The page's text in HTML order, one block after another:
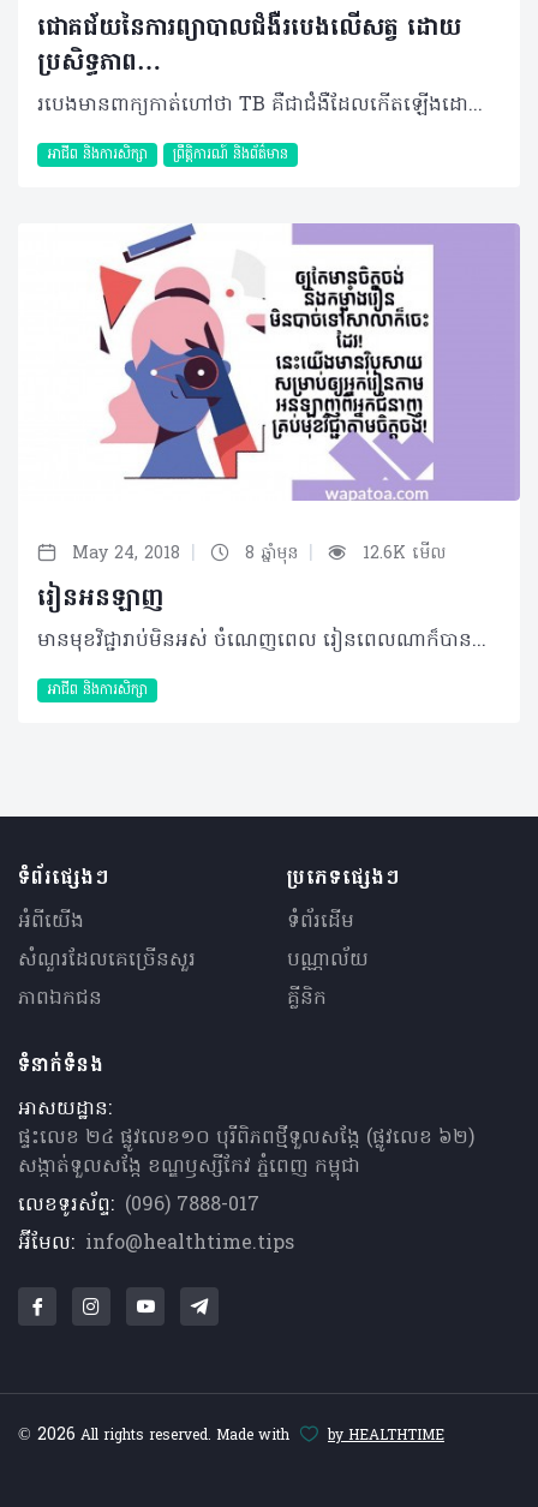
ជោគជ័យនៃការព្យាបាលជំងឺរបេងលើសត្វ ដោយ
ប្រសិទ្ធភាព…
របេងមានពាក្យកាត់ហៅថា TB គឺជាជំងឺដែលកើតឡើងដោយសារបាក់តេរីមួយប្រភេទហៅថា Mycobacterium tuberculosis ឆ្លងតាមខ្យល់ ពិសេស នៅពេលប្រព័ន្ធការពាររាងកាយចុះខ្សោយដែលមានសកម្មភាពនៅសរីរាង្គសួតច្រើនជាងគេ ហើយក៏អាចធ្វើឲ្យខូចសរីរាង្គផ្សេងផងដែរ។ ទោះបីវ៉ាក់សាំងត្រូវបានផលិតជាង ១០០ឆ្នាំហើយក៏ដោយ យ៉ាងហោចណាស់មនុស្សម្នាក់ ក្នុងចំណោម៣នាក់ទូទាំងពិភពលោកនៅតែអាចប្រឈមមុខនឹងការឆ្លងជំងឺរបេង។ ជារៀងរាល់ឆ្នាំ ប្រជាជនប្រមាណ ១.៧ លាននាក់ក្នុងពិភពលោកបានស្លាប់ដោយសារជំងឺរបេង ព្រមទាំង ៧.៣លាននាក់ផ្សេងទៀត បានធ្វើរោគវិនិច្ឆ័យ និងព្យាបាលក្នុងឆ្នាំ២០១៨នេះ។ ជាក់ស្តែង អ្នកជំងឺភាគច្រើនទទួលការព្យាបាលដោយប្រើបា្រស់ថ្នាំអង់ទីប៊ីយ៉ូទិករយៈពេល ៦ខែទៅ៨ខែ ដោយមានផលរំខានច្រើន និង២០% អាចប្រឈមមុខនឹងការលាប់ឡើងវិញ។ បច្ចុប្បន្ននេះ ក្រុមអ្នកស្រាវជ្រាវសាកលវិទ្យាល័យ Manchester បានធ្វើការពិសោធន៍ជោគជ័យទៅលើសត្វ guinea pigs នៅសាកលវិទ្យាល័យ Rutgers សហរដ្ឋអាមេរិក។ សត្វទំាងនោះផ្ទុកជំងឺរបេងស្រួចស្រាវ និងរ៉ាំរ៉ៃ ហើយបានព្យាបាលជាមួយសមាសធាតុដែលបានសិក្សាជាច្រើនដំណាក់កាល និងមានលក្ខណៈសម្បត្តិប្រហាក់ប្រហែលនឹងថ្នាំសម្រាប់ព្យាបាល។ សាស្រ្តាចារ្យ Lydia Tabernero ដែលជាប្រធានគម្រោង បានលើកឡើងថា ការសិក្សា និងពិសោធន៍បង្ហាញថាសមាសធាតុនេះ ពុំអាចសម្លាប់បាក់តេរីដោយផ្ទាល់នោះទេ តែវាអាចកាត់បន្ថយបន្ទុកនៃបាក់តេរីបាន។ ដោយហេតុថា Mycobacterium tuberculosis បានបញ្ចេញម៉ូលេគុលមួយដែលគេហៅថា Virulence Factor ដែលជាអាវុធសម្ងាត់របស់កោសិកាបាក់តេរីរារាំ សកម្មភាពប្រព័ន្ធការពាររាងកាយ ជាលទ្ធផលធ្វើឲ្យពិបាកក្នុងការព្យាបាល។ ក្រុមអ្នកវិទ្យាសាស្រ្តបានសម្គាល់ Virulence Factor មួយដែលហៅថា MptpB ដែលជាគោលដៅសំខាន់ក្នុងការសម្លាប់ Mycobacterium tuberculosis យ៉ាងមានប្រសិទ្ធភាព។ សាស្រ្តចារ្យ Taberner បានបង្ហាញថា ដោយសារតែ MptpB ពុំដូចនឹងកោសិកាមនុស្ស ដូចនេះសារធាតុដែលរារាំងពុំមានជាតិពុលដល់កោសិកាមនុស្សឡើយ។ របេងជាជំងឺមួយដែលពិបាកក្នុងការព្យាបាល ដូច្នេះការរកឃើញវិធីថ្មីនេះ ត្រូវបានចាត់ទុកជាគុណសម្បិត្តដ៏ធំមួយសម្រាប់ពិភពលោក។ ក្រុមអ្នកវិទ្យាសាស្ត្រនឹងធ្វើការស្រាវជ្រាវបន្ត បង្កើនប្រសិទ្ធភាពនៃសមាសធាតុដែលបានរកឃើញ ហើយក៏សង្ឃឹមថានឹងអាចយកទៅប្រើប្រាស់ក្នុងការព្យាបាលក្នុងរយៈពេល៤ឆ្នាំខាងមុខទៀត។ ©2018 រក្សាសិទ្ធិគ្រប់យ៉ាង​ដោយ Healthtime Corporation ចំពោះគ្រប់អត្ថបទដោយគ្មានផ្នែកណាមួយត្រូវបោះពុម្ពផ្សាយចូលប្រព័ន្ធអ៊ីនធឺណែត ឧបករណ៍អេឡិចត្រូនិក អាត់ជាសំឡេង ឬថតចំលងគ្រប់រូបភាពដោយគ្មានការអនុញ្ញាតឡើយ
អាជីព និងការសិក្សា ព្រឹត្តិការណ៍ និងព័ត៌មាន
May 24, 2018 | 8 ឆ្នាំមុន | 12.6K មើល
រៀនអនឡាញ
មានមុខវិជ្ជារាប់មិនអស់ ចំណេញពេល រៀនពេលណាក៏បានទៀតផង! TED-Ed (ធេត អេត) គម្រោងTED–Ed (ធេត អេត) ជាកិច្ចផ្តួចផ្តើមផ្នែកអប់រំរបស់ TED (ធេត) គេមានវីដេអូមេរៀនខ្លីៗ សម្រាប់ទាំងគ្រូ និងសិស្ស។ អ្នកអាចរៀនពីប្រធានបទច្រើនមុខមែនទែន មានដូចជាផ្នែកវិទ្យាសាស្ត្រ បច្ចេកវិទ្យា បង្រៀន អប់រំ ច្នៃម៉ូដ វិស្វកម្ម ប្រវត្តិសាស្ត្រ អក្សរសាស្ត្រ ជាដើម! វ៉ិបសាយ ៖ https://ed.ted.com យូធូប ៖ TED-Ed Khan Academy (សាលាខាន់) មានវីដេអូខ្លីៗ ស្រួលយល់បង្រៀនពីគណិតវិទ្យា វិទ្យាសាស្ត្រ វិស្វកម្ម កុំព្យូទ័រ សិល្បៈ សង្គមវិទ្យា ផ្នែកសេដ្ឋកិច្ច និងផ្នែកហិរញ្ញវត្ថុជាដើម។ ល្អបំផុតសម្រាប់អ្នកចង់រំលឹកមេរៀន និងរៀនមេរៀនថ្មីៗ! https://www.khanacademy.org School of Life (សាលាជីវិត) មានវីដេអូខ្លីៗផ្តល់ដំបូន្មានពីជីវិតទាក់ទងនឹងអារម្មណ៍ គ្រួសារ ស្នេហា ជម្ងឺផ្លូវចិត្តជាដើម។ សុទ្ធតែជាបញ្ហាដែលយើងជួបប្រទះដូចគ្នា តែមិនដែលរៀនក្នុងសាលាទេ។ វ៉ិបសាយ ៖ School of Life យូធូប ៖ School of Life Youtube Duo Lingo (ឌូអាលីងហ្គូ) ជាវេទិការៀនភាសាផ្សេងៗដែលសប្បាយៗ និងងាយស្រួលយល់! ចង់រៀនកូរ៉េ ចិន បារាំងដោយខ្លួនឯង? សាកប្រើកម្មវិធីនេះទៅ! https://www.duolingo.com/ Coursera, EdX (ខូរ៉េសា, អេដអេច) មានវគ្គបង្រៀនអនឡាញថតពីសាលាល្បីៗ ផ្តោតលើសិល្បៈ និងមនុស្សសាស្ត្រ វិទ្យាសាស្ត្រជីវិត ផ្នែកអភិវឌ្ឍន៍ខ្លួន ពាណិជ្ជកម្ម ជាដើម! https://www.coursera.org/ https://www.edx.org Code Academy (សាលាខូត) អ្នកអាចរៀនខូតបានដោយស្រួល និងងាយយល់។ មិនបាច់ស្តាប់គ្រូពន្យល់ច្រើននោះទេ គឺអ្នករៀនសរសេរខូតដោយខ្លួនឯងតែម្តង។ អ្នកអាចរៀនបង្កើតវ៉ិបសាយ ឬកម្មវិធីមួយដោយខ្លួនឯងក្នុងរយៈពេលតែប៉ុន្មានម៉ោងប៉ុណ្ណោះ! https://www.codecademy.com/ Reddit (រ៉េឌីត) Reddit (រ៉េឌីត) ជាសហគមន៍អនឡាញមួយដែលអ្នកអាចពិភាក្សាពីរឿងអ្វីក៏បានស្រេចចិត្ត មានទាំងការងារ ស្នេហា ការសិក្សាក្នុងមហាវិទ្យាល័យ ឬ ជំនួយសម្រាប់ការងារសាលាជាដើម។ https://www.reddit.com Lean in (លីនអុីន) ជាបណ្តុំនៃសន្ទរកថារបស់អ្នកអាជីព ការណែនាំសម្រាប់ការពិភាក្សា និងប្រភពធនធាន សម្រាប់ជួយស្ត្រីឲ្យអភិវឌ្ឍន៍ការងារខ្លួន និងឲ្យមនុស្សគ្រប់រូបដឹង និងដោះស្រាយរឿងយ៉េនឌឺ! https://leanin.org/education អត្ថបទជាភាសាអង់គ្លេស ៖ Online Learning -------------------------- វប្បធម៌វ៉ិបសាយ គឺជាវ៉ិបសាយទ្វេភាសានិយាយពីចំណេះដឹងដែលធ្វើឲ្យជីវិតយើងមានន័យជាងមុន! បើចង់អាន មើល និងស្តាប់បន្ថែម សូមចូលទៅកាន់៖ www.wapatoa.com Wapatoa is a bilingual website aims at providing content that makes life more meaningful! If you want to read, watch and listen more, go to wapatoa.com Facebook : វប្បធម៌ - Wapatoa
អាជីព និងការសិក្សា
ទំព័រផ្សេងៗ
អំពីយើង
សំណួរ​ដែលគេ​ច្រើន​សួរ
ភាពឯកជន
ប្រភេទផ្សេងៗ
ទំព័រដើម
បណ្ណាល័យ
គ្លីនិក
ទំនាក់ទំនង
អាសយដ្ឋាន:
ផ្ទះលេខ ២៤ ផ្លូវលេខ១០ បុរីពិភពថ្មីទួលសង្កែ (ផ្លូវលេខ ៦២)
សង្កាត់ទួលសង្កែ ខណ្ឌឫស្សីកែវ ភ្នំពេញ កម្ពុជា
លេខទូរស័ព្ទ: (096) 7888-017
អ៊ីមែល: info@healthtime.tips
© 2026 All rights reserved. Made with by HEALTHTIME